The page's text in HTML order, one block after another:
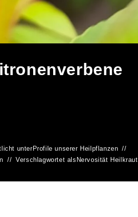
unterProfile unserer Heilpflanzen
Verschlagwortet als Nervosität Heilkraut